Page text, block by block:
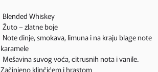
Blended Whiskey
Žuto – zlatne boje
Note dinje, smokava, limuna i na kraju blage note
karamele
Mešavina suvog voća, citrusnih nota i vanile.
Začinjeno klinčićem i hrastom